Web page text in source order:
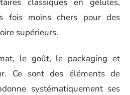
fois moins chers pour des
supérieurs.
le goût, le packaging et
Ce sont des éléments de
systématiquement ses